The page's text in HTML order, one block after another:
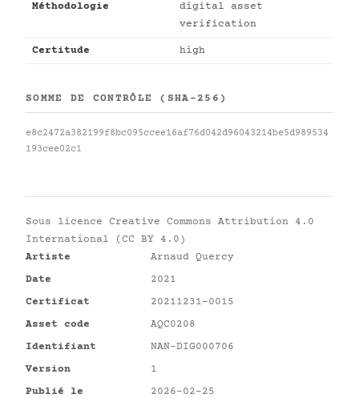
Méthodologie
digital asset
verification
Certitude high
SOMME DE CONTRÔLE (SHA-256)
e8c2472a382199f8bc095ccee16af76d042d96043214be5d989534
193cee02c1
Sous licence Creative Commons Attribution 4.0
International (CC BY 4.0)
Artiste
Arnaud Quercy
Date
2021
Certificat
20211231-0015
Asset code
AQC0208
Identifiant
NAN-DIG000706
Version
1
Publié le
2026-02-25